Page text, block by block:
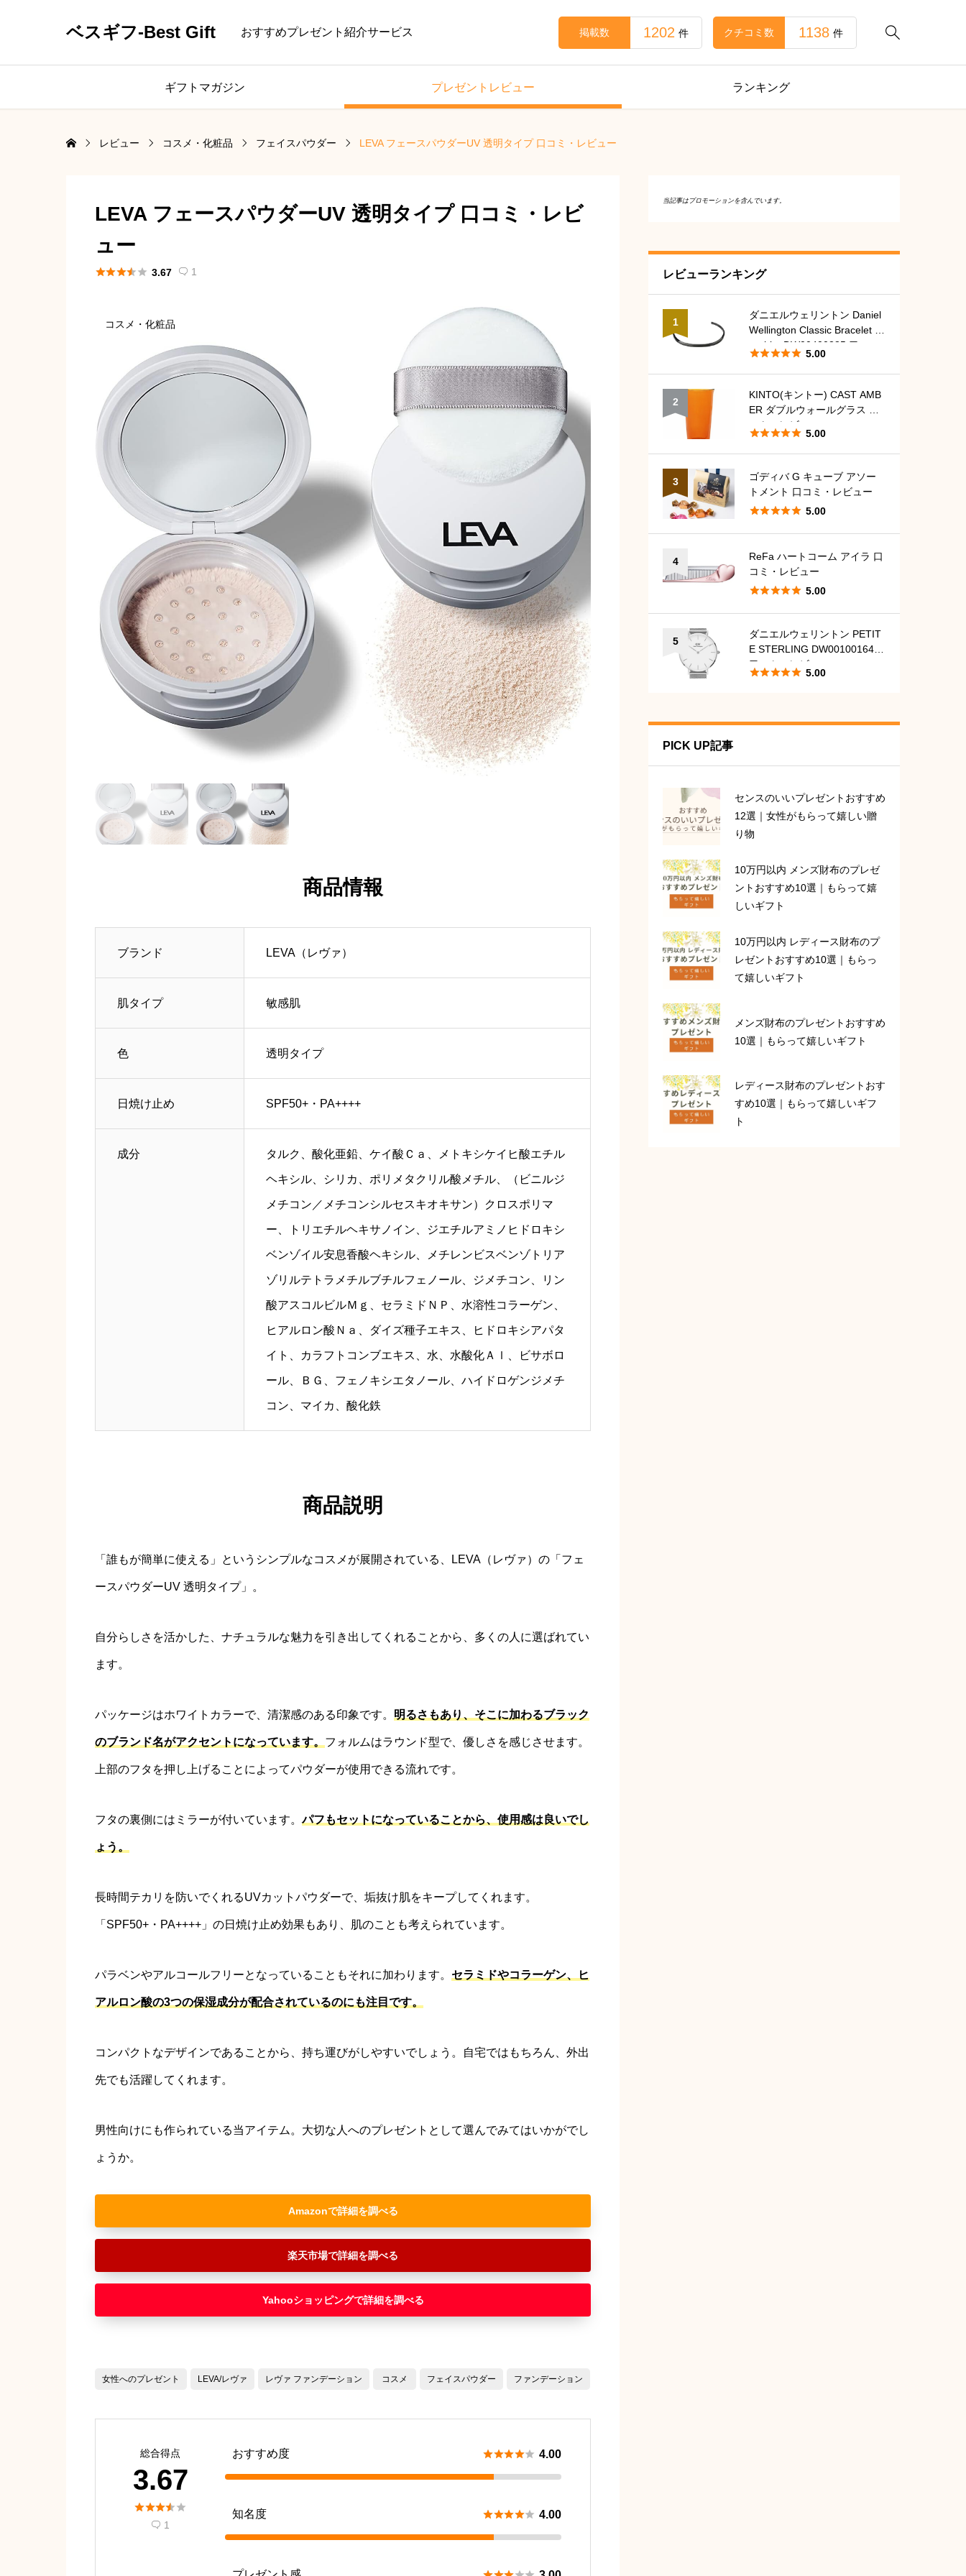
ベスギフ-Best Gift おすすめプレゼント紹介サービス 
掲載数 1202 件 クチコミ数 1138 件
ギフトマガジン プレゼントレビュー ランキング
レビュー コスメ・化粧品 フェイスパウダー LEVA フェースパウダーUV 透明タイプ 口コミ・レビュー
LEVA フェースパウダーUV 透明タイプ 口コミ・レビ
ュー
 3.67  1
コスメ・化粧品
商品情報
ブランド LEVA（レヴァ）
肌タイプ 敏感肌
色 透明タイプ
日焼け止め SPF50+・PA++++
成分 タルク、酸化亜鉛、ケイ酸Ｃａ、メトキシケイヒ酸エチル
ヘキシル、シリカ、ポリメタクリル酸メチル、（ビニルジ
メチコン／メチコンシルセスキオキサン）クロスポリマ
ー、トリエチルヘキサノイン、ジエチルアミノヒドロキシ
ベンゾイル安息香酸ヘキシル、メチレンビスベンゾトリア
ゾリルテトラメチルブチルフェノール、ジメチコン、リン
酸アスコルビルＭｇ、セラミドＮＰ、水溶性コラーゲン、
ヒアルロン酸Ｎａ、ダイズ種子エキス、ヒドロキシアパタ
イト、カラフトコンブエキス、水、水酸化Ａｌ、ビサボロ
ール、ＢＧ、フェノキシエタノール、ハイドロゲンジメチ
コン、マイカ、酸化鉄
商品説明
「誰もが簡単に使える」というシンプルなコスメが展開されている、LEVA（レヴァ）の「フェ
ースパウダーUV 透明タイプ」。
自分らしさを活かした、ナチュラルな魅力を引き出してくれることから、多くの人に選ばれてい
ます。
パッケージはホワイトカラーで、清潔感のある印象です。 明るさもあり、そこに加わるブラック
のブランド名がアクセントになっています。 フォルムはラウンド型で、優しさを感じさせます。
上部のフタを押し上げることによってパウダーが使用できる流れです。
フタの裏側にはミラーが付いています。パフもセットになっていることから、使用感は良いでし
ょう。
長時間テカリを防いでくれるUVカットパウダーで、垢抜け肌をキープしてくれます。
「SPF50+・PA++++」の日焼け止め効果もあり、肌のことも考えられています。
パラベンやアルコールフリーとなっていることもそれに加わります。 セラミドやコラーゲン、ヒ
アルロン酸の3つの保湿成分が配合されているのにも注目です。
コンパクトなデザインであることから、持ち運びがしやすいでしょう。自宅ではもちろん、外出
先でも活躍してくれます。
男性向けにも作られている当アイテム。大切な人へのプレゼントとして選んでみてはいかがでし
ょうか。
Amazon
楽天市場
Yahooショッピング
女性へのプレゼント LEVA/レヴァ レヴァ ファンデーション コスメ フェイスパウダー ファンデーション
総合得点
3.67

 1
おすすめ度  4.00
知名度  4.00
当記事はプロモーションを含んでいます。
レビューランキング
1
ダニエルウェリントン Daniel
Wellington Classic Bracelet G
raphite DW00400385 口コ
ミ・レビュー
 5.00
2
KINTO(キントー) CAST AMB
ER ダブルウォールグラス 口
コミ・レビュー
 5.00
3
ゴディバ G キューブ アソー
トメント 口コミ・レビュー
 5.00
4
ReFa ハートコーム アイラ 口
コミ・レビュー
 5.00
5
ダニエルウェリントン PETIT
E STERLING DW00100164
口コミ・レビュー
 5.00
PICK UP記事
センスのいいプレゼントおすすめ
12選｜女性がもらって嬉しい贈
り物
10万円以内 メンズ財布のプレゼ
ントおすすめ10選｜もらって嬉
しいギフト
10万円以内 レディース財布のプ
レゼントおすすめ10選｜もらっ
て嬉しいギフト
メンズ財布のプレゼントおすすめ
10選｜もらって嬉しいギフト
レディース財布のプレゼントおす
すめ10選｜もらって嬉しいギフ
ト